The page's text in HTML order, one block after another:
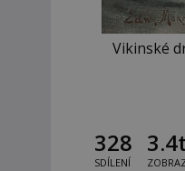
Vikinské
328
SDÍLENÍ